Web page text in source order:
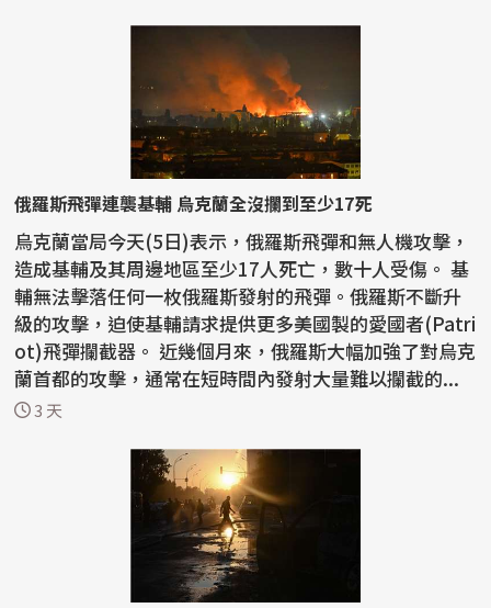
俄羅斯飛彈連襲基輔 烏克蘭全沒攔到至少17死
烏克蘭當局今天(5日)表示，俄羅斯飛彈和無人機攻擊，
造成基輔及其周邊地區至少17人死亡，數十人受傷。 基
輔無法擊落任何一枚俄羅斯發射的飛彈。俄羅斯不斷升
級的攻擊，迫使基輔請求提供更多美國製的愛國者(Patri
ot)飛彈攔截器。 近幾個月來，俄羅斯大幅加強了對烏克
蘭首都的攻擊，通常在短時間內發射大量難以攔截的...
3 天